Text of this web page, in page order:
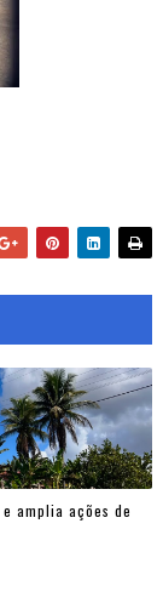
amplia ações de